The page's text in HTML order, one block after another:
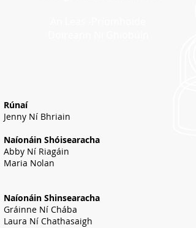
Rúnaí
Jenny Ní Bhriain
Naíonáin Shóisearacha
Abby Ní Riagáin
Maria Nolan
Naíonáin Shinsearacha
Gráinne Ní Chába
Laura Ní Chathasaigh